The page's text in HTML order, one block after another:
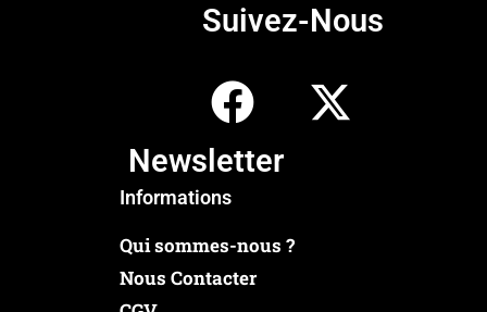
Suivez-Nous
Newsletter
Informations
Qui sommes-nous ?
Nous Contacter